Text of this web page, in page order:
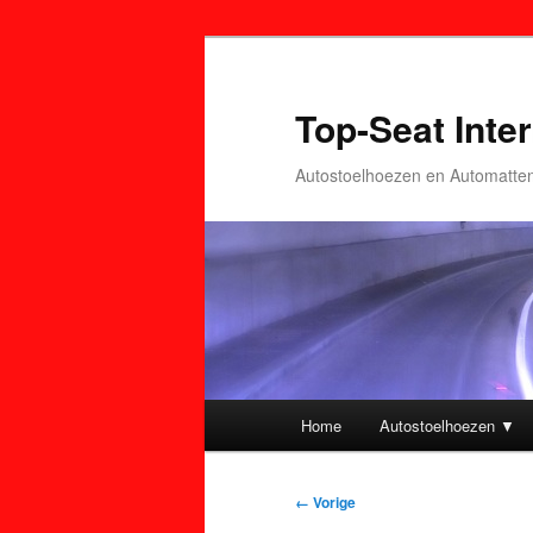
Top-Seat
Autostoelhoezen en
Spring
Spring
Home Autostoelhoezen ▼
Afbeeldingsnavigatie
← Vorige